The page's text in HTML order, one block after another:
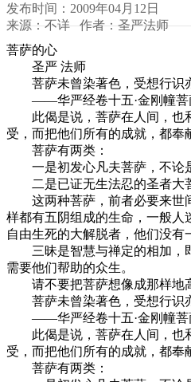
发布时间：2009年04月12日
来源：不详 作者：圣严法师
菩萨的心
圣严 法师
菩萨未曾染著色，受想行识亦
——华严经卷十五·金刚幢菩
此偈是说，菩萨在人间，也和
受，而把他们所有的成就，都奉
菩萨有两类：
一是初发心凡夫菩萨，不论是
二是已证无生法忍的圣者大菩
这两种菩萨，前者必要来世间
样都有五阴组成的生命，一般人
自由生死的大解脱者，他们没有
三昧是智慧与禅定的相加，即
需要他们帮助的众生。
请不要把菩萨想像成那样地高
菩萨未曾染著色，受想行识亦
——华严经卷十五·金刚幢菩
此偈是说，菩萨在人间，也和
受，而把他们所有的成就，都奉
菩萨有两类：